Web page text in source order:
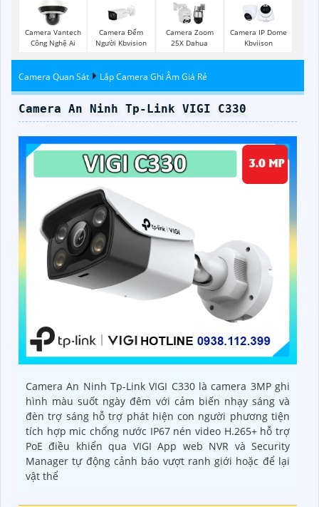
Camera Vantech
Công Nghệ Ai
Camera Đếm
Người Kbvision
Camera Zoom
25X Dahua
Camera IP Dome
Kbviison
Camera Quan Sát Lắp Camera Ghi Âm Giá Rẻ
Camera An Ninh Tp-Link VIGI C330
Camera An Ninh Tp-Link VIGI C330 là camera 3MP ghi
hình màu suốt ngày đêm với cảm biến nhạy sáng và
đèn trợ sáng hỗ trợ phát hiện con người phương tiện
tích hợp mic chống nước IP67 nén video H.265+ hỗ trợ
PoE điều khiển qua VIGI App web NVR và Security
Manager tự động cảnh báo vượt ranh giới hoặc để lại
vật thể